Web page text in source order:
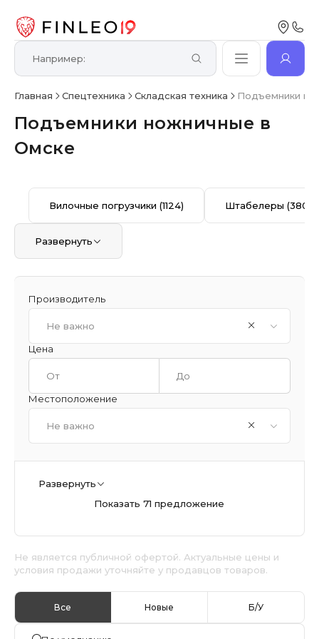
Главная Спецтехника Складская техника ​Подъемники
Подъемники ножничные в
Омске
Вилочные погрузчики(1124) Штабелеры(380)
Развернуть
Производитель
Не важно
Цена
Местоположение
Не важно
Развернуть
Показать 71 предложение
Не является публичной офертой. Актуальные цены и
условия продажи уточняйте у продавцов товаров.
Все Новые Б/У